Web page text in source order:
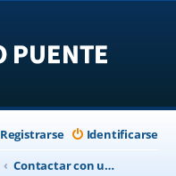
Identificarse
Registrarse
Contactar con un Administrador del Foro